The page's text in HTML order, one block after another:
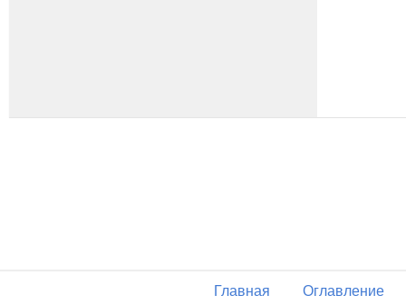
Главная Оглавление